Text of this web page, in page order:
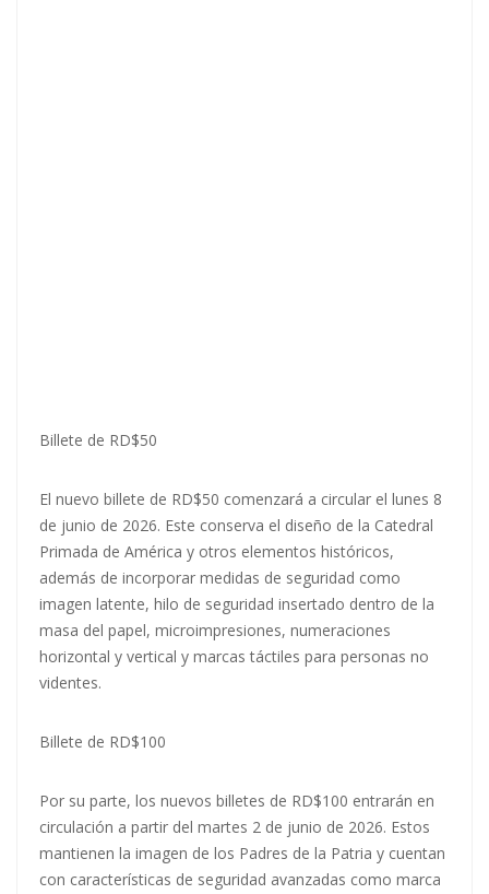
Billete de RD$50
El nuevo billete de RD$50 comenzará a circular el lunes 8
de junio de 2026. Este conserva el diseño de la Catedral
Primada de América y otros elementos históricos,
además de incorporar medidas de seguridad como
imagen latente, hilo de seguridad insertado dentro de la
masa del papel, microimpresiones, numeraciones
horizontal y vertical y marcas táctiles para personas no
videntes.
Billete de RD$100
Por su parte, los nuevos billetes de RD$100 entrarán en
circulación a partir del martes 2 de junio de 2026. Estos
mantienen la imagen de los Padres de la Patria y cuentan
con características de seguridad avanzadas como marca